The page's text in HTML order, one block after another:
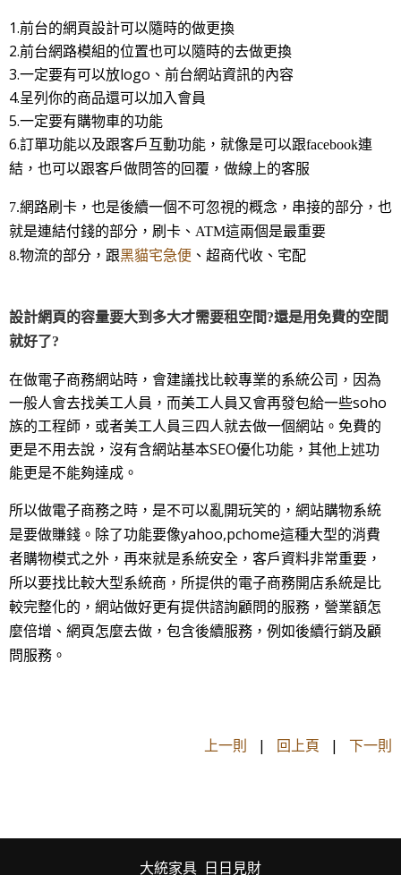
1.前台的網頁設計可以隨時的做更換
2.前台網路模組的位置也可以隨時的去做更換
3.一定要有可以放logo、前台網站資訊的內容
4.呈列你的商品還可以加入會員
5.一定要有購物車的功能
6.訂單功能以及跟客戶互動功能， 就像是可以跟facebook連
結，也可以跟客戶做問答的回覆，做線上的客服
7.網路刷卡，也是後續一個不可忽視的概念，串接的部分，也
就是連結付錢的部分，刷卡、 ATM這兩個是最重要
8.物流的部分，跟黑貓宅急便 、超商代收、宅配
設計網頁的容量要大到多大才需要租空間?還是用免費的空間
就好了?
在做電子商務網站時，會建議找比較專業的系統公司，因為
一般人會去找美工人員，而美工人員又會再發包給一些soho
族的工程師，或者美工人員三四人就去做一個網站。免費的
更是不用去說，沒有含網站基本SEO優化功能，其他上述功
能更是不能夠達成。
所以做電子商務之時，是不可以亂開玩笑的，網站購物系統
是要做賺錢。除了功能要像yahoo,pchome這種大型的消費
者購物模式之外，再來就是系統安全，客戶資料非常重要，
所以要找比較大型系統商，所提供的電子商務開店系統是比
較完整化的，網站做好更有提供諮詢顧問的服務，營業額怎
麼倍增、網頁怎麼去做，包含後續服務，例如後續行銷及顧
問服務。
上一則 | 回上頁 | 下一則
大統家具 日日見財